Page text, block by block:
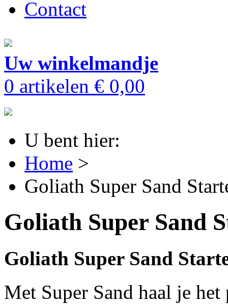
Contact
Uw winkelmandje
0 artikelen € 0,00
U bent hier:
Home >
Goliath Super Sand
Goliath Super Sand
Goliath Super Sand
Met Super Sand haal je